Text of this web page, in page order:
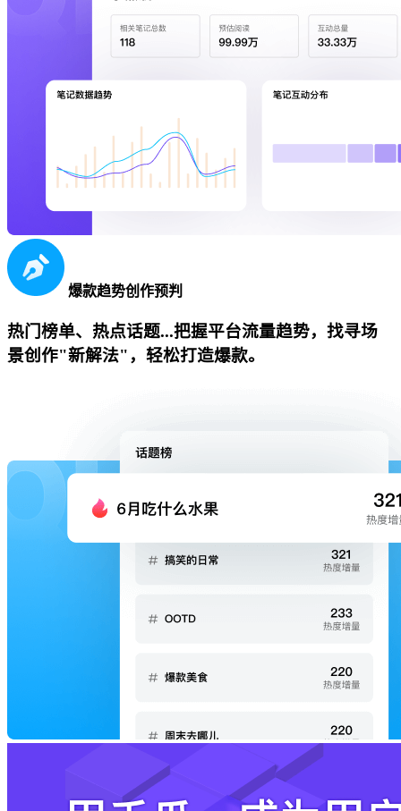
爆款趋势创作预判
热门榜单、热点话题...把握平台流量趋势，找寻场
景创作"新解法"，轻松打造爆款。